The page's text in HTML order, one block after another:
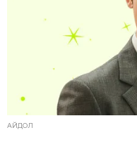
АЙДОЛ